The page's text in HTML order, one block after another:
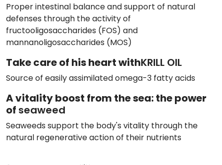
Proper intestinal balance and support of natural
defenses through the activity of
fructooligosaccharides (FOS) and
mannanoligosaccharides (MOS)
Take care of his heart withKRILL OIL
Source of easily assimilated omega-3 fatty acids
A vitality boost from the sea: the power
of seaweed
Seaweeds support the body's vitality through the
natural regenerative action of their nutrients